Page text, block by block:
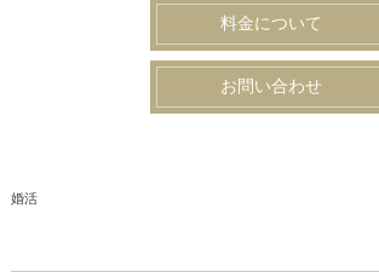
料金について
お問い合わせ
婚活